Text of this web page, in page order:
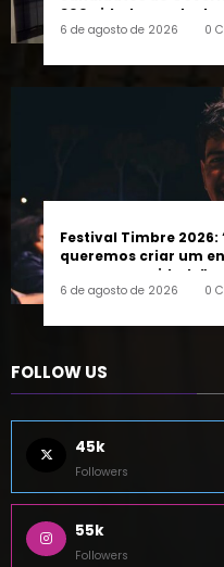
Festival Timbre
pessoas e a cidade”,
6 de agosto de 2026 0
FOLLOW US
55k